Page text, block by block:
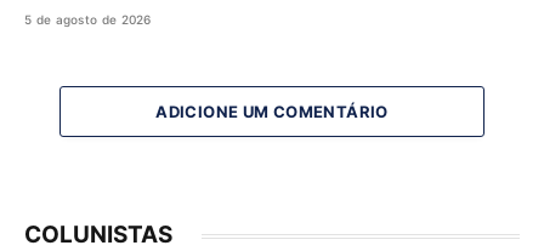
5 de agosto de 2026
ADICIONE UM COMENTÁRIO
COLUNISTAS